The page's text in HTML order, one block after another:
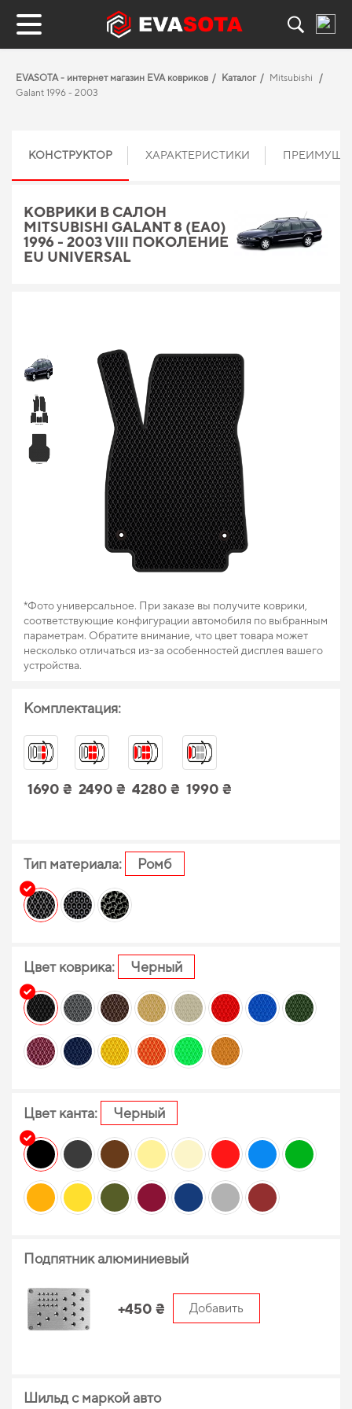
EVASOTA - интернет магазин EVA ковриков Каталог
Mitsubishi
Galant 1996 - 2003
КОНСТРУКТОР ХАРАКТЕРИСТИКИ
КОВРИКИ В САЛОН
MITSUBISHI GALANT 8 (EA0)
1996 - 2003 VIII ПОКОЛЕНИЕ
EU UNIVERSAL
*Фото универсальное. При заказе вы получите коврики,
соответствующие конфигурации автомобиля по выбранным
параметрам. Обратите внимание, что цвет товара может
несколько отличаться из-за особенностей дисплея вашего
устройства.
Комплектация:
1690 ₴ 2490 ₴ 4280 ₴ 1990 ₴
Тип материала: Ромб
Цвет коврика: Черный
Цвет канта: Черный
Подпятник алюминиевый
+450 ₴ Добавить
Шильд с маркой авто